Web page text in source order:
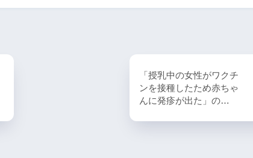
「授乳中の女性がワクチ
ンを接種したため赤ちゃ
んに発疹が出た」の…